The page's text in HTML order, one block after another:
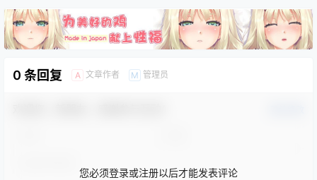
0 条回复 A 文章作者 M 管理员
您必须登录或注册以后才能发表评论